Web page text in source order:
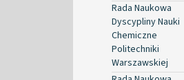
Rada Naukowa
Dyscypliny Nauki
Chemiczne
Politechniki
Warszawskiej